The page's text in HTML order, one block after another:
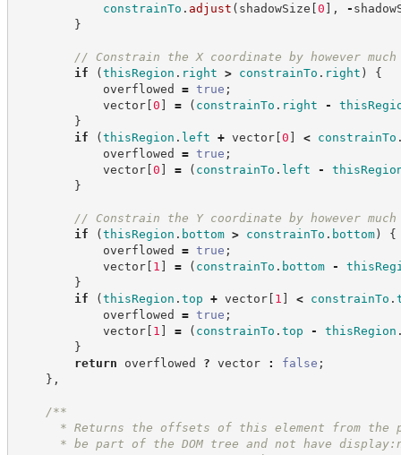
constrainTo . adjust ( shadowSize [0 ] , -
}
// Constrain the X coordinate by however
if
(thisRegion . right > constrainTo . right )
{
overflowed = true ;
vector[0 ] = ( constrainTo . right -
}
if
(thisRegion . left + vector[0 ] < constrainTo
overflowed = true ;
vector[0 ] = ( constrainTo . left -
}
// Constrain the Y coordinate by however
if
(thisRegion . bottom > constrainTo . bottom)
{
overflowed = true ;
vector[ 1 ] = ( constrainTo . bottom -
}
if
(thisRegion . top + vector[ 1 ] < constrainTo .
overflowed = true ;
vector[ 1 ] = ( constrainTo . top - thisRegion
}
return overflowed ? vector : false ;
} ,
/**
* Returns the offsets of this element from the
* be part of the DOM tree and not have